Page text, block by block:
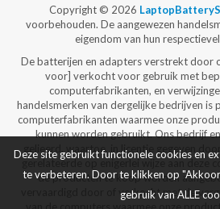
Copyright © 2026
voorbehouden. De aangewezen
eigendom van hun
De batterijen en adapters verstrekt door
voor] verkocht voor gebruik met
computerfabrikanten, en
handelsmerken van dergelijke bedrijven is
computerfabrikanten waarmee onze
kunnen worden gebruikt. Ons bedrijf
gelieerd, waartoe, in licentie gegeven
gerelateerde op enigerlei wijze aan deze
de producten te koop worden
vervaardigd door of verkocht met de
van de computers waarmee onze
Deze site gebruikt functionele cookies en
te verbeteren. Door te klikken op
gebruik van ALLE